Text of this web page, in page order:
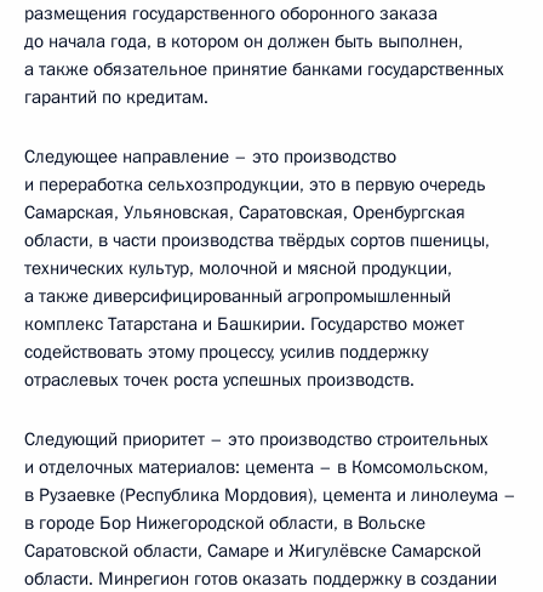
размещения государственного оборонного заказа
до начала года, в котором он должен быть выполнен,
а также обязательное принятие банками государственных
гарантий по кредитам.
Следующее направление – это производство
и переработка сельхозпродукции, это в первую очередь
Самарская, Ульяновская, Саратовская, Оренбургская
области, в части производства твёрдых сортов пшеницы,
технических культур, молочной и мясной продукции,
а также диверсифицированный агропромышленный
комплекс Татарстана и Башкирии. Государство может
содействовать этому процессу, усилив поддержку
отраслевых точек роста успешных производств.
Следующий приоритет – это производство строительных
и отделочных материалов: цемента – в Комсомольском,
в Рузаевке (Республика Мордовия), цемента и линолеума –
в городе Бор Нижегородской области, в Вольске
Саратовской области, Самаре и Жигулёвске Самарской
области. Минрегион готов оказать поддержку в создании